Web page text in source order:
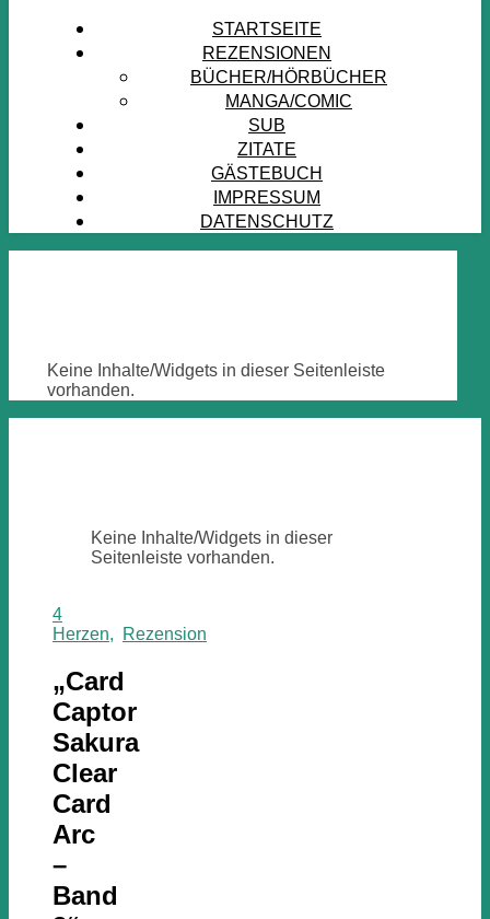
STARTSEITE
REZENSIONEN
BÜCHER/HÖRBÜCHER
MANGA/COMIC
SUB
ZITATE
GÄSTEBUCH
IMPRESSUM
DATENSCHUTZ
Keine Inhalte/Widgets in dieser Seitenleiste
vorhanden.
Keine Inhalte/Widgets in dieser
Seitenleiste vorhanden.
4
Herzen, Rezension
„Card
Captor
Sakura
Clear
Card
Arc
–
Band